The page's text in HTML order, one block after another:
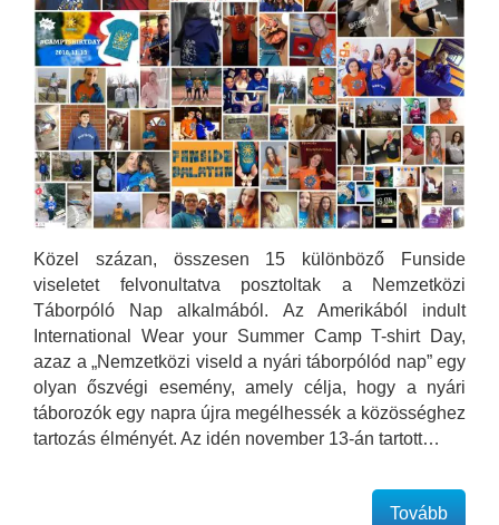
Közel százan, összesen 15 különböző Funside
viseletet felvonultatva posztoltak a Nemzetközi
Táborpóló Nap alkalmából. Az Amerikából indult
International Wear your Summer Camp T-shirt Day,
azaz a „Nemzetközi viseld a nyári táborpólód nap” egy
olyan őszvégi esemény, amely célja, hogy a nyári
táborozók egy napra újra megélhessék a közösséghez
tartozás élményét. Az idén november 13-án tartott…
Tovább